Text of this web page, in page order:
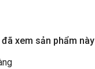
xem sản phẩm này